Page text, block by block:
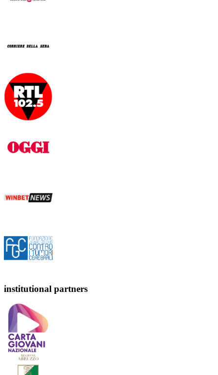
institutional partners